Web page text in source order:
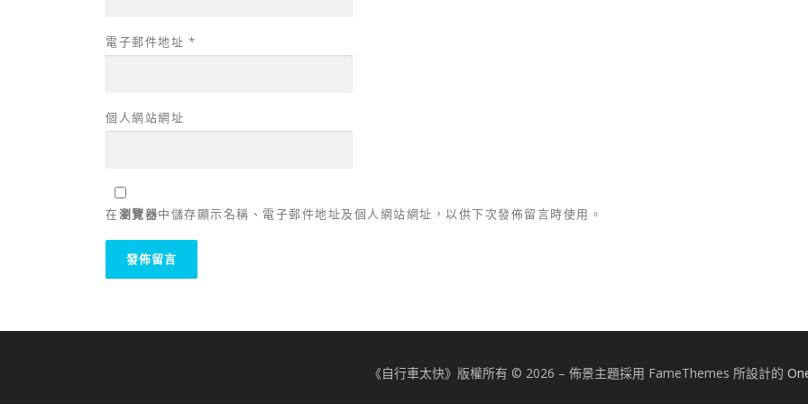
電子郵件地址 *
個人網站網址
在瀏覽器中儲存顯示名稱、電子郵件地址及個人網站網址，以供下次發佈留言時使用。
《自行車太快》版權所有 © 2026 – 佈景主題採用 FameThemes 所設計的